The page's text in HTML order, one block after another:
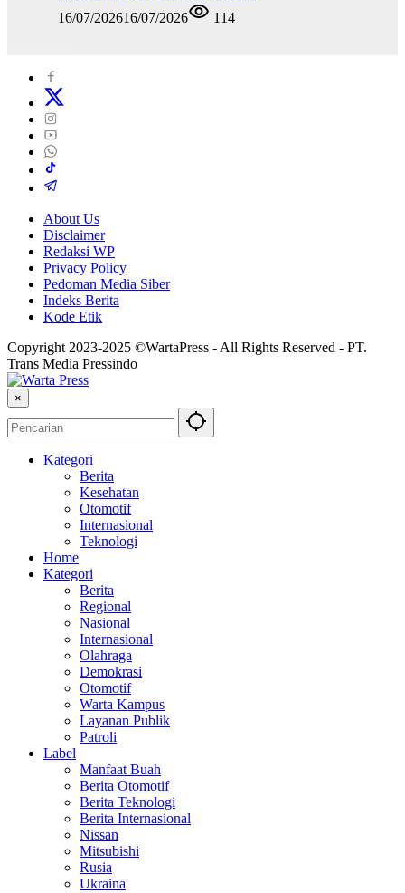
16/07/202616/07/2026 114
About Us
Disclaimer
Redaksi WP
Privacy Policy
Pedoman Media Siber
Indeks Berita
Kode Etik
Copyright 2023-2025 ©WartaPress - All Rights Reserved - PT.
Trans Media Pressindo
×
Kategori
Berita
Kesehatan
Otomotif
Internasional
Teknologi
Home
Kategori
Berita
Regional
Nasional
Internasional
Olahraga
Demokrasi
Otomotif
Warta Kampus
Layanan Publik
Patroli
Label
Manfaat Buah
Berita Otomotif
Berita Teknologi
Berita Internasional
Nissan
Mitsubishi
Rusia
Ukraina